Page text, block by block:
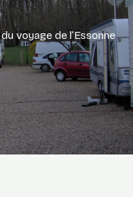
voyage de l’Essonne